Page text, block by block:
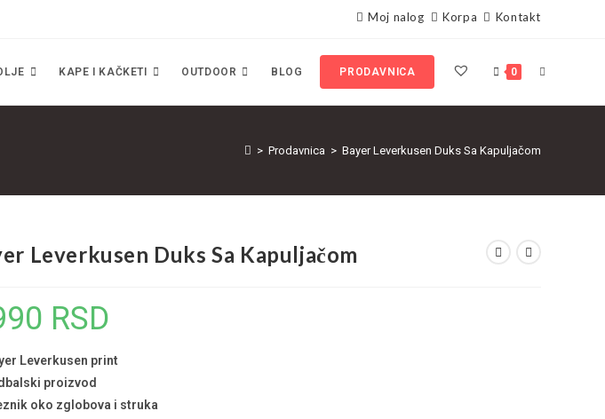
Moj nalog Korpa Kontakt
KAPE I KAČKETI OUTDOOR BLOG PRODAVNICA 0
> Prodavnica > Bayer Leverkusen Duks Sa Kapuljačom
Leverkusen Duks Sa Kapuljačom
RSD
Leverkusen print
proizvod
oko zglobova i struka